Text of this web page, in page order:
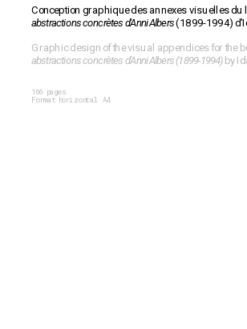
Conception graphique des annexes visuelles du
abstractions concrètes d'Anni Albers (1899-1994)
Graphic design of the visual appendices for the
abstractions concrètes d'Anni Albers (1899-1994) by
166 pages
Format horizontal A4